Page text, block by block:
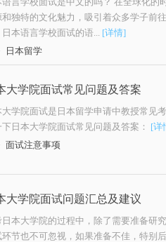
和独特的文化魅力，吸引着众多学子前
本语言学校面试的语... [详情]
日本留学
大学院面试常见问题及答案
大学院面试是日本留学申请中教授常见
日本大学院面试常见问题及答案： [详
面试注意事项
大学院面试问题汇总及建议
日本大学院的过程中，除了需要准备研
环节也不可忽视，如果准备不佳，特别